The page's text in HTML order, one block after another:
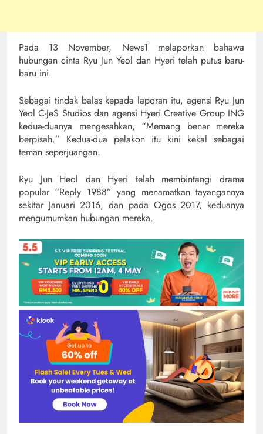
Pada 13 November, News1 melaporkan bahawa
hubungan cinta Ryu Jun Yeol dan Hyeri telah putus baru-
baru ini.
Sebagai tindak balas kepada laporan itu, agensi Ryu Jun
Yeol C-JeS Studios dan agensi Hyeri Creative Group ING
kedua-duanya mengesahkan, “Memang benar mereka
berpisah.” Kedua-dua pelakon itu kini kekal sebagai
teman seperjuangan.
Ryu Jun Heol dan Hyeri telah membintangi drama
popular “Reply 1988” yang menamatkan tayangannya
sekitar Januari 2016, dan pada Ogos 2017, keduanya
mengumumkan hubungan mereka.